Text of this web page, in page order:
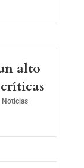
alto
Noticias